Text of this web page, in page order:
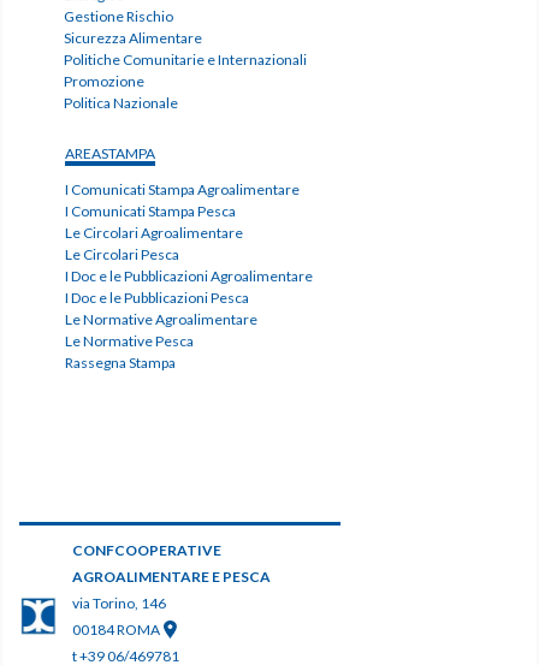
CONFCOOPERATIVE
AGROALIMENTARE E PESCA
via Torino, 146
00184 ROMA
t +39 06/469781
Gestione Rischio
Sicurezza Alimentare
Politiche Comunitarie e Internazionali
Promozione
Politica Nazionale
AREASTAMPA
I Comunicati Stampa Agroalimentare
I Comunicati Stampa Pesca
Le Circolari Agroalimentare
Le Circolari Pesca
I Doc e le Pubblicazioni Agroalimentare
I Doc e le Pubblicazioni Pesca
Le Normative Agroalimentare
Le Normative Pesca
Rassegna Stampa